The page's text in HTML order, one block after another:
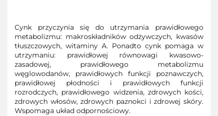
Cynk przyczynia się do utrzymania prawidłowego
metabolizmu: makroskładników odżywczych, kwasów
tłuszczowych, witaminy A. Ponadto cynk pomaga w
utrzymaniu: prawidłowej równowagi kwasowo-
zasadowej, prawidłowego metabolizmu
węglowodanów, prawidłowych funkcji poznawczych,
prawidłowej płodności i prawidłowych funkcji
rozrodczych, prawidłowego widzenia, zdrowych kości,
zdrowych włosów, zdrowych paznokci i zdrowej skóry.
Wspomaga układ odpornościowy.